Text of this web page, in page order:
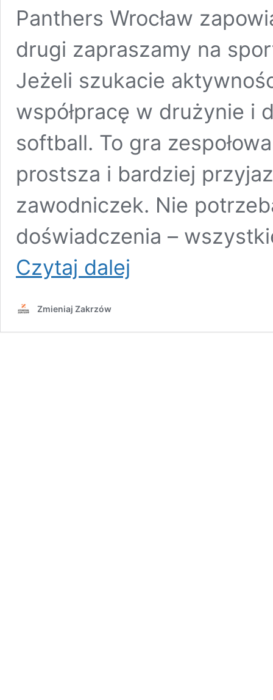
Panthers Wrocław
drugi zapraszamy na
Jeżeli szukacie
współpracę w drużynie i
softball. To gra
prostsza i bardziej
zawodniczek. Nie
doświadczenia –
Czytaj dalej
Zmieniaj Zakrzów